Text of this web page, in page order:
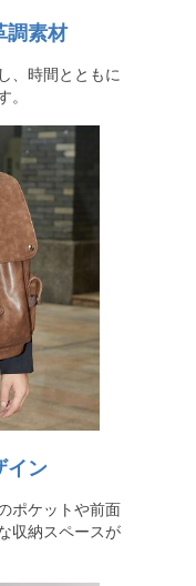
調素材
、時間とともに
。
イン
ポケットや前面
収納スペースが